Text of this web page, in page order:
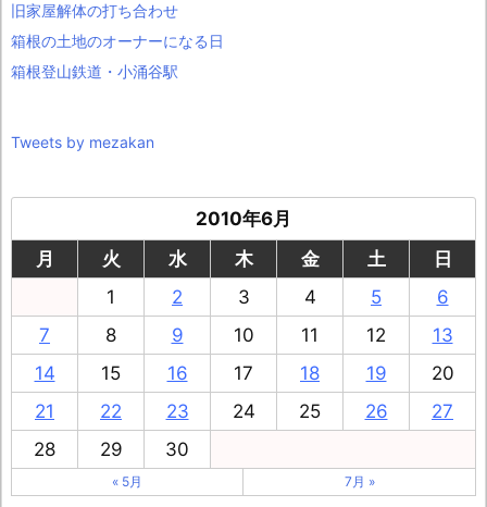
旧家屋解体の打ち合わせ
箱根の土地のオーナーになる日
箱根登山鉄道・小涌谷駅
Tweets by mezakan
2010年6月
月
火 水 木 金 土
日
1
2 3 4 5
6
7
8 9 10 11 12
13
14
15 16 17 18 19
20
21
22 23 24 25 26
27
28
29 30
« 5月 7月 »